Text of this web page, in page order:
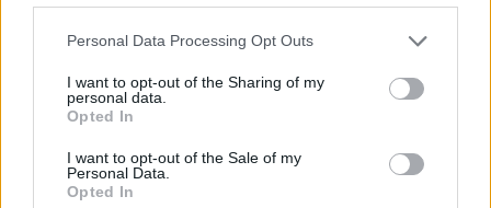
Please note that this website/app uses one or more Google
not limited to your visit or usage behaviour. You may click to
grant or deny consent to Google and its third-party tags to
use your data for below specified purposes in below Google
consent section.
Personal Data Processing Opt Outs
I want to opt-out of the Sharing of my
personal data.
Opted In
I want to opt-out of the Sale of my
Personal Data.
Opted In
25/09/2016 - 18:51
Σοκ! Λείψανο αγίας στο Μεξικό άνοιξε
τα μάτια! (ΒΙΝΤΕΟ)
κάμερα το ιερό λείψανο φαίνεται πως η
Santa Inocencia ανοίγει τα μάτια